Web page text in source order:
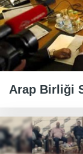
Arap Birliği